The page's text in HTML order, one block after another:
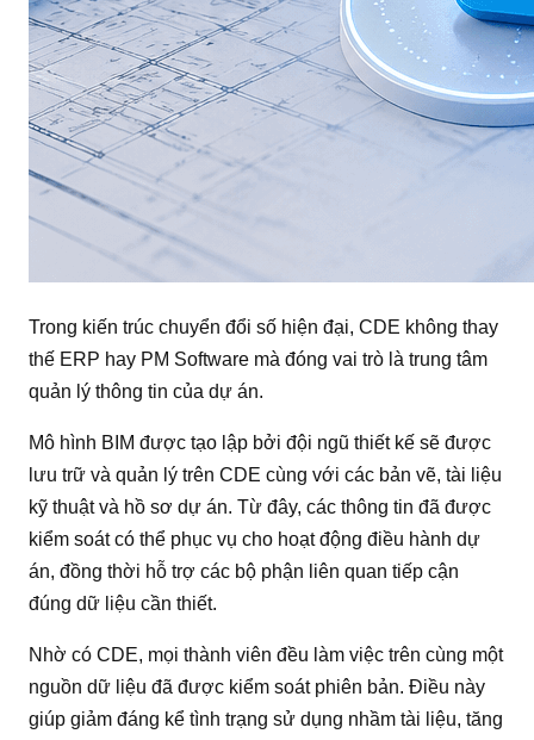
Trong kiến trúc chuyển đổi số hiện đại, CDE không thay
thế ERP hay PM Software mà đóng vai trò là trung tâm
quản lý thông tin của dự án.
Mô hình BIM được tạo lập bởi đội ngũ thiết kế sẽ được
lưu trữ và quản lý trên CDE cùng với các bản vẽ, tài liệu
kỹ thuật và hồ sơ dự án. Từ đây, các thông tin đã được
kiểm soát có thể phục vụ cho hoạt động điều hành dự
án, đồng thời hỗ trợ các bộ phận liên quan tiếp cận
đúng dữ liệu cần thiết.
Nhờ có CDE, mọi thành viên đều làm việc trên cùng một
nguồn dữ liệu đã được kiểm soát phiên bản. Điều này
giúp giảm đáng kể tình trạng sử dụng nhầm tài liệu, tăng